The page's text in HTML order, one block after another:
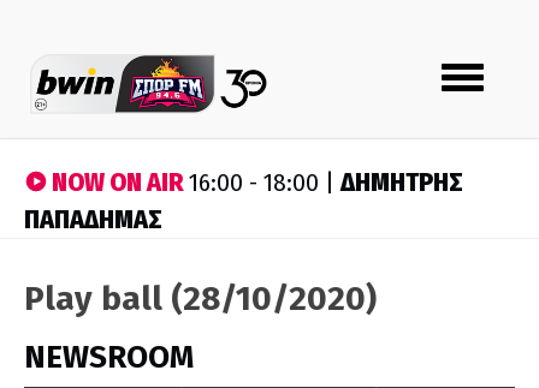
Toggle
navigation
NOW ON AIR16:00 - 18:00 |ΔΗΜΗΤΡΗΣ
ΠΑΠΑΔΗΜΑΣ
Play ball (28/10/2020)
NEWSROOM